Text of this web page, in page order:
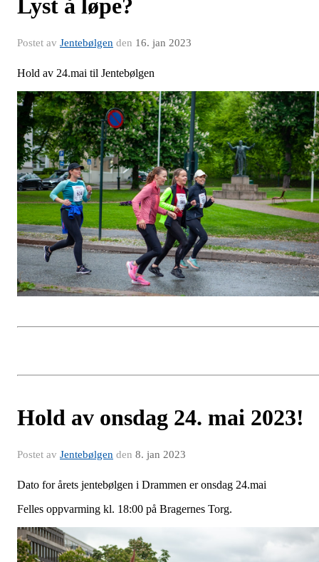
Lyst å løpe?
Postet av Jentebølgen den 16. jan 2023
Hold av 24.mai til Jentebølgen
Hold av onsdag 24. mai 2023!
Postet av Jentebølgen den 8. jan 2023
Dato for årets jentebølgen i Drammen er onsdag 24.mai
Felles oppvarming kl. 18:00 på Bragernes Torg.